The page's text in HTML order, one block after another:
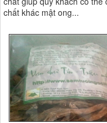
chất khác mật ong...